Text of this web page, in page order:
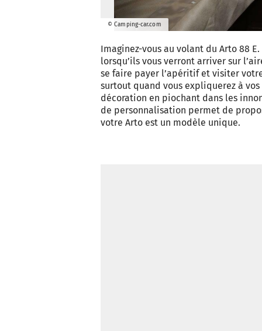
© Camping-car.com
Imaginez-vous au volant du Arto 88
lorsqu’ils vous verront arriver sur
se faire payer l’apéritif et visiter
surtout quand vous expliquerez à
décoration en piochant dans les
de personnalisation permet de
votre Arto est un modèle unique.